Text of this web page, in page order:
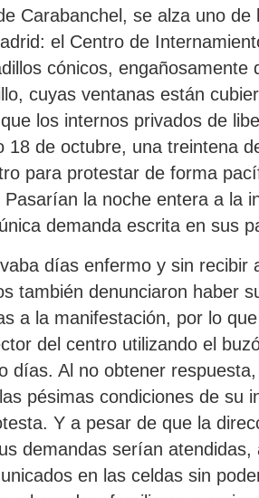
Carabanchel, se alza uno de
el Centro de
cónicos, engañosamente
cuyas ventanas están
los internos privados de
18 de octubre, una treintena
para protestar de forma
la noche entera a la
demanda escrita en sus
días enfermo y sin recibir
también denunciaron haber
a la manifestación, por lo
del centro utilizando el
días. Al no obtener
pésimas condiciones de su
Y a pesar de que la
demandas serían
en las celdas sin